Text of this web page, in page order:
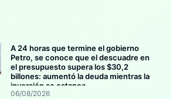
A 24 horas que termine el gobierno
Petro, se conoce que el descuadre en
el presupuesto supera los $30,2
billones: aumentó la deuda mientras la
inversión se estanca
06/08/2026